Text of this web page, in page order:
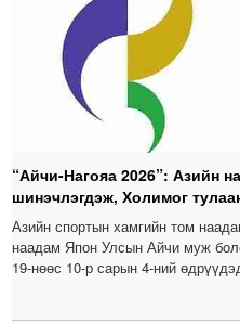
“Айчи-Нагояа 2026”: Азийн
шинэчлэгдэж, Холимог
Азийн спортын хамгийн том
наадам Япон Улсын Айчи муж
19-нөөс 10-р сарын 4-ний